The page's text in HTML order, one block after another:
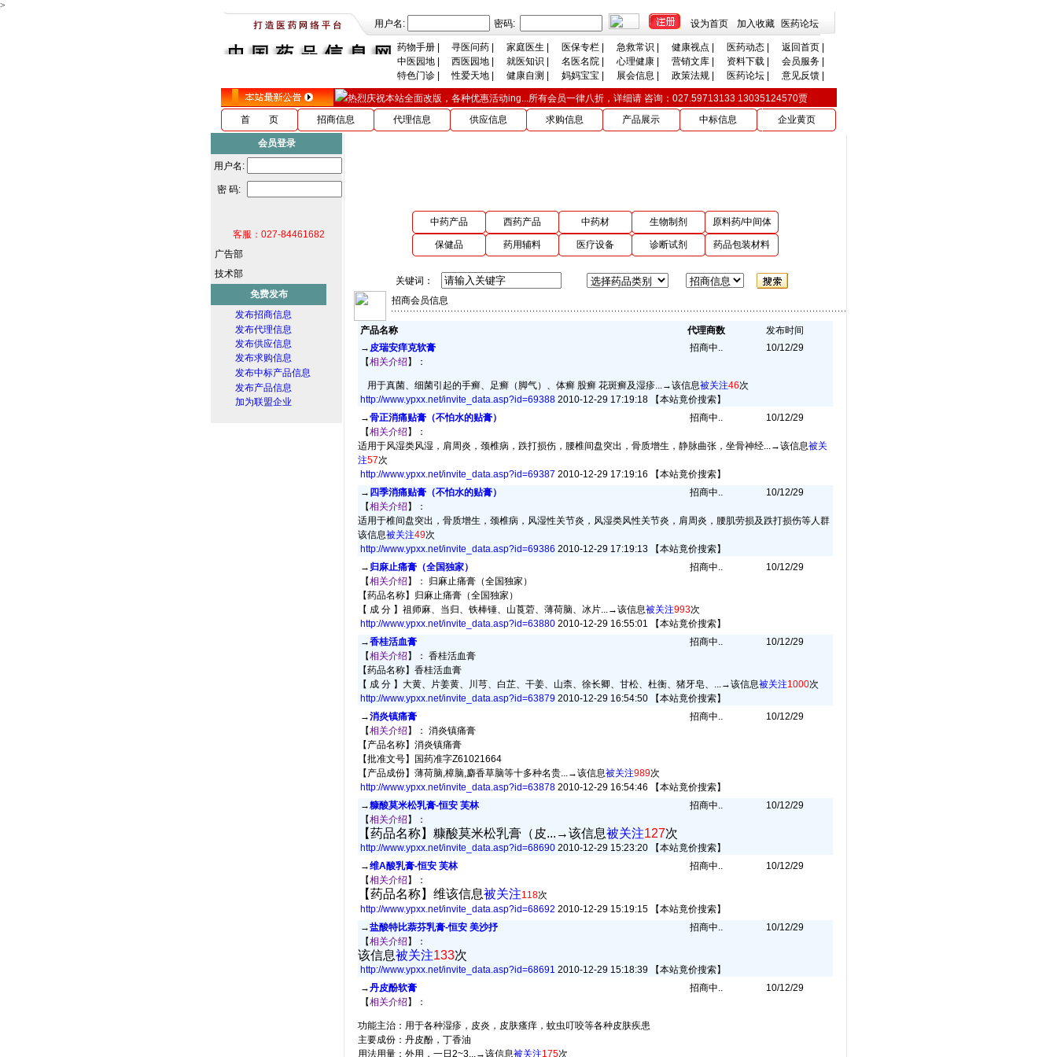
>
用户名:
密码: 设为首页 加入收藏 医药论坛
药物手册 寻医问药 家庭医生 医保专栏 急救常识 健康视点 医药动态 返回首页
中医园地
西医园地 就医知识 名医名院 心理健康| 营销文库| 资料下载| 会员服务|
特色门诊| 性爱天地| 健康自测 妈妈宝宝 展会信息 政策法规| 医药论坛 意见反馈|
热烈庆祝本站全面改版，各种优惠活动ing...所有会员一律八折，详细请 咨询：027.59713133 13035124570贾
首 页
招商信息 代理信息 供应信息 求购信息 产品展示 中标信息 企业黄页
会员登录
用户名:
密 码:
客服：027-84461682
广告部
技术部
免费发布
发布招商信息
发布代理信息
发布供应信息
发布求购信息
发布中标产品信息
发布产品信息
加为联盟企业
中药产品 西药产品 中药材 生物制剂 原料药/中间体
保健品 药用辅料 医疗设备 诊断试剂 药品包装材料
关键词：
招商会员信息
产品名称 代理商数
发布时间
→ 皮瑞安痒克软膏 招商中..
10/12/29
【相关介绍 】：
用于真菌、细菌引起的手癣、足癣（脚气）、体癣 股癣 花斑癣及湿疹...→该信息被关注46次
http://www.ypxx.net/invite_data.asp?id=69388 2010-12-29 17:19:18
【本站竟价搜索】
→骨正消痛贴膏（不怕水的贴膏） 招商中..
10/12/29
【相关介绍 】：
适用于风湿类风湿，肩周炎，颈椎病，跌打损伤，腰椎间盘突出，骨质增生，静脉曲张，坐骨神经...→该信息被关
注57次
http://www.ypxx.net/invite_data.asp?id=69387 2010-12-29 17:19:16
【本站竟价搜索】
→ 四季消痛贴膏（不怕水的贴膏） 招商中..
10/12/29
【相关介绍 】：
适用于椎间盘突出，骨质增生，颈椎病，风湿性关节炎，风湿类风性关节炎，肩周炎，腰肌劳损及跌打损伤等人群
该信息被关注49次
http://www.ypxx.net/invite_data.asp?id=69386 2010-12-29 17:19:13
【本站竟价搜索】
→ 归麻止痛膏（全国独家） 招商中..
10/12/29
【相关介绍 】： 归麻止痛膏（全国独家）
【药品名称】归麻止痛膏（全国独家）
【 成 分 】祖师麻、当归、铁棒锤、山莨菪、薄荷脑、冰片...→该信息被关注993次
http://www.ypxx.net/invite_data.asp?id=63880 2010-12-29 16:55:01
【本站竟价搜索】
→香桂活血膏 招商中..
10/12/29
【相关介绍 】： 香桂活血膏
【药品名称】香桂活血膏
【 成 分 】大黄、片姜黄、川芎、白芷、干姜、山柰、徐长卿、甘松、杜衡、猪牙皂、...→该信息被关注1000次
http://www.ypxx.net/invite_data.asp?id=63879 2010-12-29 16:54:50
【本站竟价搜索】
→消炎镇痛膏 招商中..
10/12/29
【相关介绍 】： 消炎镇痛膏
【产品名称】消炎镇痛膏
【批准文号】国药准字Z61021664
【产品成份】薄荷脑,樟脑,麝香草脑等十多种名贵...→该信息被关注989次
http://www.ypxx.net/invite_data.asp?id=63878 2010-12-29 16:54:46
【本站竟价搜索】
→糠酸莫米松乳膏-恒安 芙林 招商中..
10/12/29
【相关介绍 】：
【药品名称】糠酸莫米松乳膏（皮...→该信息被关注127次
http://www.ypxx.net/invite_data.asp?id=68690 2010-12-29 15:23:20
【本站竟价搜索】
→维A酸乳膏-恒安 芙林 招商中..
10/12/29
【相关介绍 】：
【药品名称】维该信息被关注118次
http://www.ypxx.net/invite_data.asp?id=68692 2010-12-29 15:19:15
【本站竟价搜索】
→盐酸特比萘芬乳膏-恒安 美沙抒 招商中..
10/12/29
【相关介绍 】：
该信息被关注133次
http://www.ypxx.net/invite_data.asp?id=68691 2010-12-29 15:18:39
【本站竟价搜索】
→丹皮酚软膏 招商中..
10/12/29
【相关介绍 】：
功能主治：用于各种湿疹，皮炎，皮肤瘙痒，蚊虫叮咬等各种皮肤疾患
主要成份：丹皮酚，丁香油
用法用量：外用，一日2~3...→该信息被关注175次